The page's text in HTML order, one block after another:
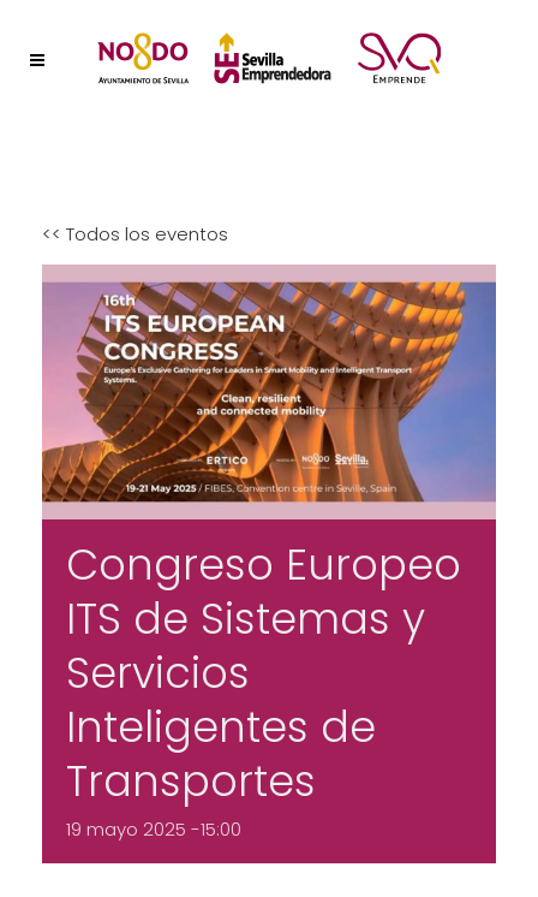
<< Todos los eventos
Congreso Europeo
ITS de Sistemas y
Servicios
Inteligentes de
Transportes
19 mayo 2025 -15:00